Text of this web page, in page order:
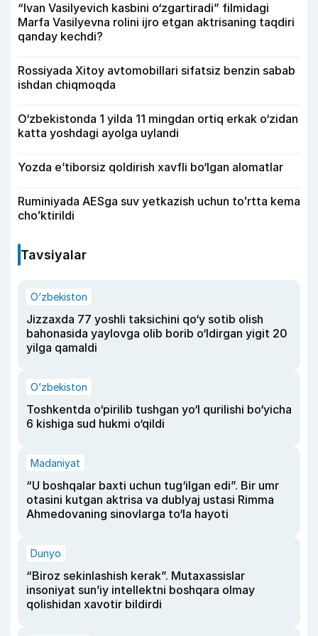
“Ivan Vasilyevich kasbini o‘zgartiradi” filmidagi
Marfa Vasilyevna rolini ijro etgan aktrisaning taqdiri
qanday kechdi?
Rossiyada Xitoy avtomobillari sifatsiz benzin sabab
ishdan chiqmoqda
O‘zbekistonda 1 yilda 11 mingdan ortiq erkak o‘zidan
katta yoshdagi ayolga uylandi
Yozda e’tiborsiz qoldirish xavfli bo‘lgan alomatlar
Ruminiyada AESga suv yetkazish uchun toʻrtta kema
choʻktirildi
Tavsiyalar
O‘zbekiston
Jizzaxda 77 yoshli taksichini qo‘y sotib olish
bahonasida yaylovga olib borib o‘ldirgan yigit 20
yilga qamaldi
O‘zbekiston
Toshkentda o‘pirilib tushgan yo‘l qurilishi bo‘yicha
6 kishiga sud hukmi o‘qildi
Madaniyat
“U boshqalar baxti uchun tug‘ilgan edi”. Bir umr
otasini kutgan aktrisa va dublyaj ustasi Rimma
Ahmedovaning sinovlarga to‘la hayoti
Dunyo
“Biroz sekinlashish kerak”. Mutaxassislar
insoniyat sun’iy intellektni boshqara olmay
qolishidan xavotir bildirdi